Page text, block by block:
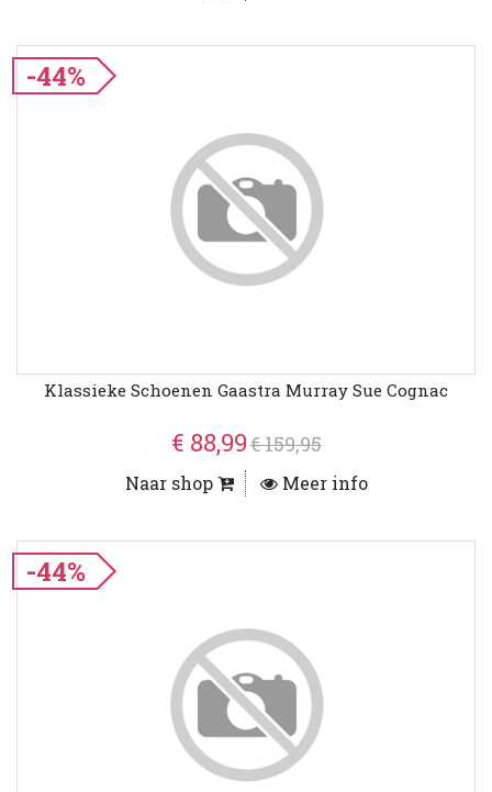
-44%
Klassieke Schoenen Gaastra Murray Sue Cognac
€ 88,99€ 159,95
Naar shop Meer info
-44%